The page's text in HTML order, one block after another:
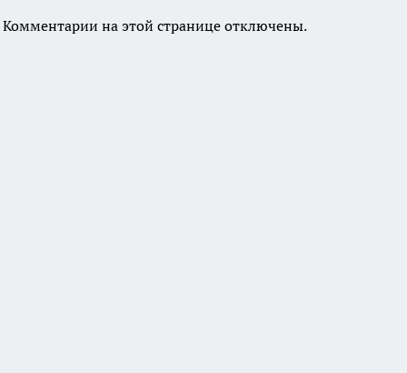
Комментарии на этой странице отключены.